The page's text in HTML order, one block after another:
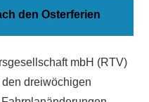
den Osterferien
mbH (RTV)
dreiwöchigen